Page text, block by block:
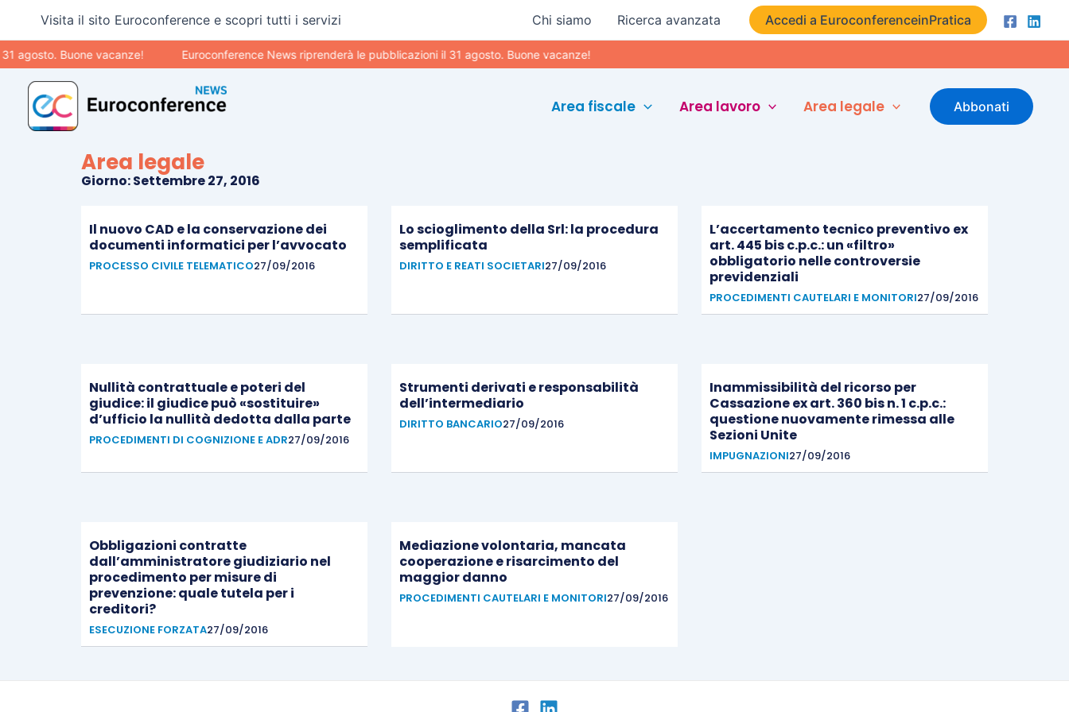
contenuto
Visita il sito Euroconference e scopri tutti i servizi Chi siamo Ricerca avanzata Accedi a EuroconferenceinPratica
agosto. Buone vacanze! Euroconference News riprenderà le pubblicazioni il 31 agosto. Buone vacanze!
Area fiscale Area lavoro Area legale Abbonati
Area legale
Giorno: Settembre 27, 2016
Il nuovo CAD e la conservazione dei
documenti informatici per l’avvocato
PROCESSO CIVILE TELEMATICO27/09/2016
Lo scioglimento della Srl: la procedura
semplificata
DIRITTO E REATI SOCIETARI27/09/2016
L’accertamento tecnico preventivo ex
art. 445 bis c.p.c.: un «filtro»
obbligatorio nelle controversie
previdenziali
PROCEDIMENTI CAUTELARI E MONITORI27/09/2016
Nullità contrattuale e poteri del
giudice: il giudice può «sostituire»
d’ufficio la nullità dedotta dalla parte
PROCEDIMENTI DI COGNIZIONE E ADR27/09/2016
Strumenti derivati e responsabilità
dell’intermediario
DIRITTO BANCARIO27/09/2016
Inammissibilità del ricorso per
Cassazione ex art. 360 bis n. 1 c.p.c.:
questione nuovamente rimessa alle
Sezioni Unite
IMPUGNAZIONI27/09/2016
Obbligazioni contratte
dall’amministratore giudiziario nel
procedimento per misure di
prevenzione: quale tutela per i
creditori?
ESECUZIONE FORZATA27/09/2016
Mediazione volontaria, mancata
cooperazione e risarcimento del
maggior danno
PROCEDIMENTI CAUTELARI E MONITORI27/09/2016